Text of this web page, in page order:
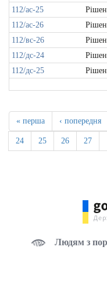
112/ас-25
112/ас-26
112/вс-26
112/дс-24
112/дс-25
« перша ‹ попередня
24 25 26 27
Людям з